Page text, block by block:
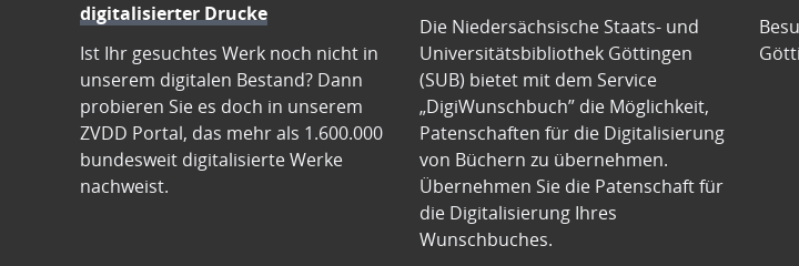
digitalisierter Drucke
Ist Ihr gesuchtes Werk noch nicht in
unserem digitalen Bestand? Dann
probieren Sie es doch in unserem
ZVDD Portal, das mehr als 1.600.000
bundesweit digitalisierte Werke
nachweist.
Die Niedersächsische Staats- und
Universitätsbibliothek Göttingen
(SUB) bietet mit dem Service
„DigiWunschbuch” die Möglichkeit,
Patenschaften für die Digitalisierung
von Büchern zu übernehmen.
Übernehmen Sie die Patenschaft für
die Digitalisierung Ihres
Wunschbuches.